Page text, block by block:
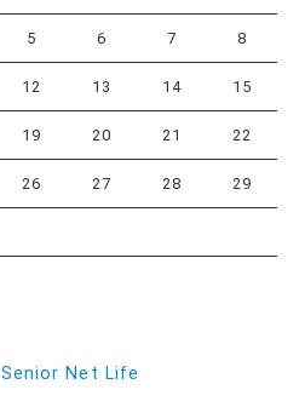
5 6 7 8
12 13 14 15
19 20 21 22
26 27 28 29
Senior Net Life